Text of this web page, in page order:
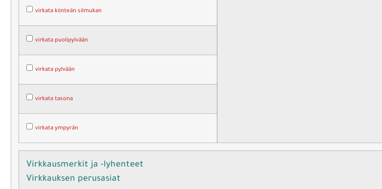
virkata kiinteän silmukan
virkata puolipylvään
virkata pylvään
virkata tasona
virkata ympyrän
Virkkausmerkit ja -lyhenteet
Virkkauksen perusasiat